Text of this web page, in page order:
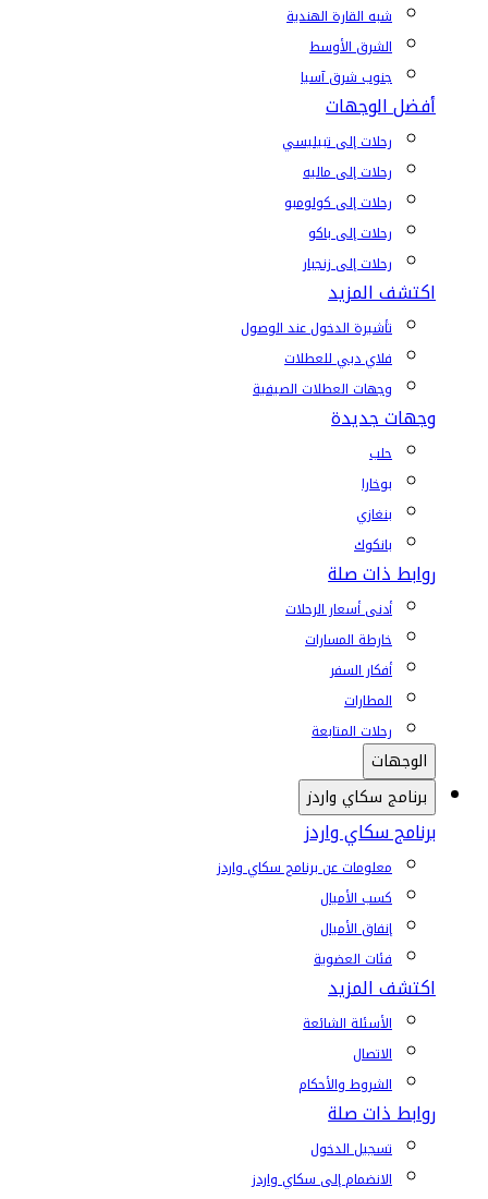
شبه القارة الهندية
الشرق الأوسط
جنوب شرق آسيا
أفضل الوجهات
رحلات إلى تبيليسي
رحلات إلى ماليه
رحلات إلى كولومبو
رحلات إلى باكو
رحلات إلى زنجبار
اكتشف المزيد
تأشيرة الدخول عند الوصول
فلاي دبي للعطلات
وجهات العطلات الصيفية
وجهات جديدة
حلب
بوخارا
بنغازي
بانكوك
روابط ذات صلة
أدنى أسعار الرحلات
خارطة المسارات
أفكار السفر
المطارات
رحلات المتابعة
الوجهات
برنامج سكاي واردز
برنامج سكاي واردز
معلومات عن برنامج سكاي واردز
كسب الأميال
إنفاق الأميال
فئات العضوية
اكتشف المزيد
الأسئلة الشائعة
الاتصال
الشروط والأحكام
روابط ذات صلة
تسجيل الدخول
الانضمام إلى سكاي واردز